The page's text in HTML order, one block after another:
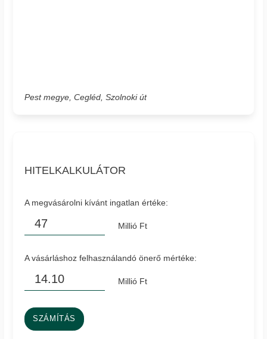
Pest megye, Cegléd, Szolnoki út
HITELKALKULÁTOR
A megvásárolni kívánt ingatlan értéke:
Millió Ft
A vásárláshoz felhasználandó önerő mértéke:
Millió Ft
SZÁMÍTÁS